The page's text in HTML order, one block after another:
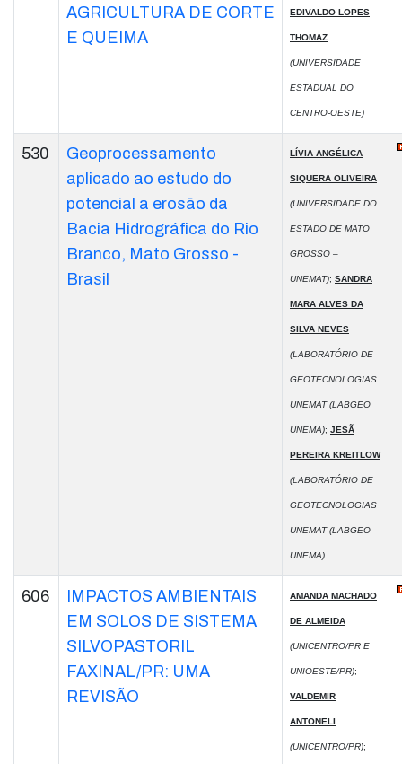
AGRICULTURA DE CORTE
E QUEIMA
EDIVALDO LOPES
THOMAZ
(UNIVERSIDADE
ESTADUAL DO
CENTRO-OESTE)
530
Geoprocessamento
aplicado ao estudo do
potencial a erosão da
Bacia Hidrográfica do Rio
Branco, Mato Grosso -
Brasil
LÍVIA ANGÉLICA
SIQUERA OLIVEIRA
(UNIVERSIDADE DO
ESTADO DE MATO
GROSSO –
UNEMAT); SANDRA
MARA ALVES DA
SILVA NEVES
(LABORATÓRIO DE
GEOTECNOLOGIAS
UNEMAT (LABGEO
UNEMA); JESÃ
PEREIRA KREITLOW
(LABORATÓRIO DE
GEOTECNOLOGIAS
UNEMAT (LABGEO
UNEMA)
606
IMPACTOS AMBIENTAIS
EM SOLOS DE SISTEMA
SILVOPASTORIL
FAXINAL/PR: UMA
REVISÃO
AMANDA MACHADO
DE ALMEIDA
(UNICENTRO/PR E
UNIOESTE/PR);
VALDEMIR
ANTONELI
(UNICENTRO/PR);